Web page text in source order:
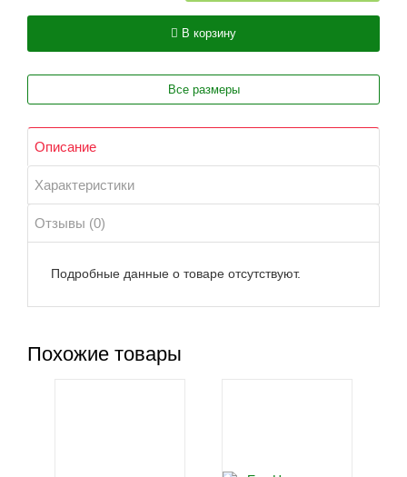
В корзину
Все размеры
Описание
Характеристики
Отзывы (0)
Подробные данные о товаре отсутствуют.
Похожие товары